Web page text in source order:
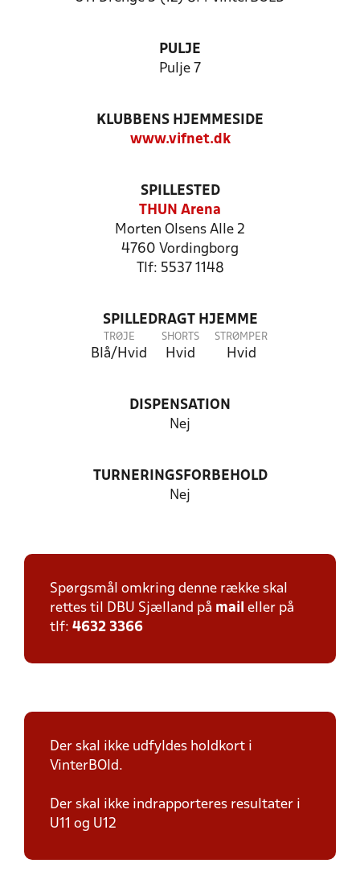
PULJE
Pulje 7
KLUBBENS HJEMMESIDE
www.vifnet.dk
SPILLESTED
THUN Arena
Morten Olsens Alle 2
4760 Vordingborg
Tlf: 5537 1148
SPILLEDRAGT HJEMME
TRØJE
Blå/Hvid
SHORTS
Hvid
STRØMPER
Hvid
DISPENSATION
Nej
TURNERINGSFORBEHOLD
Nej
Spørgsmål omkring denne række skal
rettes til DBU Sjælland på mail eller på
tlf: 4632 3366
Der skal ikke udfyldes holdkort i
VinterBOld.
Der skal ikke indrapporteres resultater i
U11 og U12